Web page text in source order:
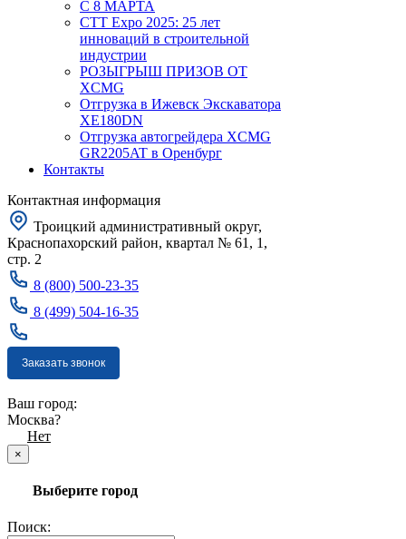
С 8 МАРТА
CTT Expo 2025: 25 лет
инноваций в строительной
индустрии
РОЗЫГРЫШ ПРИЗОВ ОТ
XCMG
Отгрузка в Ижевск Экскаватора
XE180DN
Отгрузка автогрейдера XCMG
GR2205AT в Оренбург
Контакты
Контактная информация
Троицкий административный округ,
Краснопахорский район, квартал № 61, 1,
стр. 2
8 (800) 500-23-35
8 (499) 504-16-35
Заказать звонок
Ваш город:
Москва?
Нет
×
Выберите город
Поиск: